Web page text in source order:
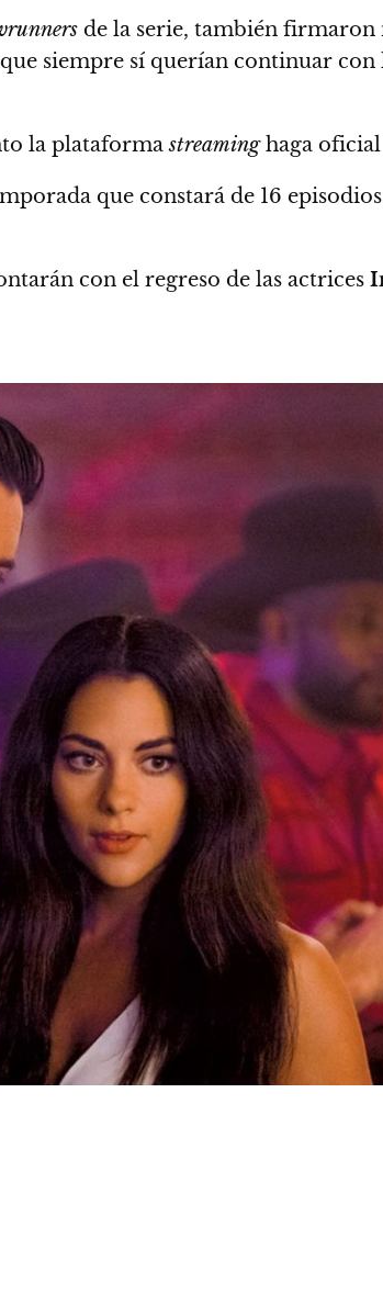
de la serie, también firmaron
siempre sí querían continuar con
la plataformastreaminghaga
que constará de 16 episodios
con el regreso de las actrices